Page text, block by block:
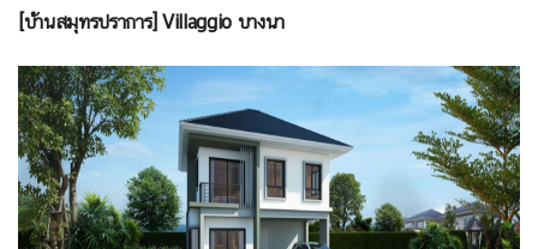
[บ้านสมุทรปราการ] Villaggio บางนา